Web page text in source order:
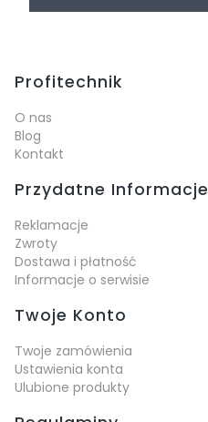
Linki w stopce
Profitechnik
O nas
Blog
Kontakt
Przydatne Informacje
Reklamacje
Zwroty
Dostawa i płatność
Informacje o serwisie
Twoje Konto
Twoje zamówienia
Ustawienia konta
Ulubione produkty